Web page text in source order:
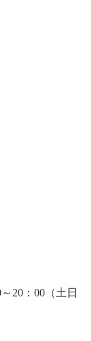
20：00（土日